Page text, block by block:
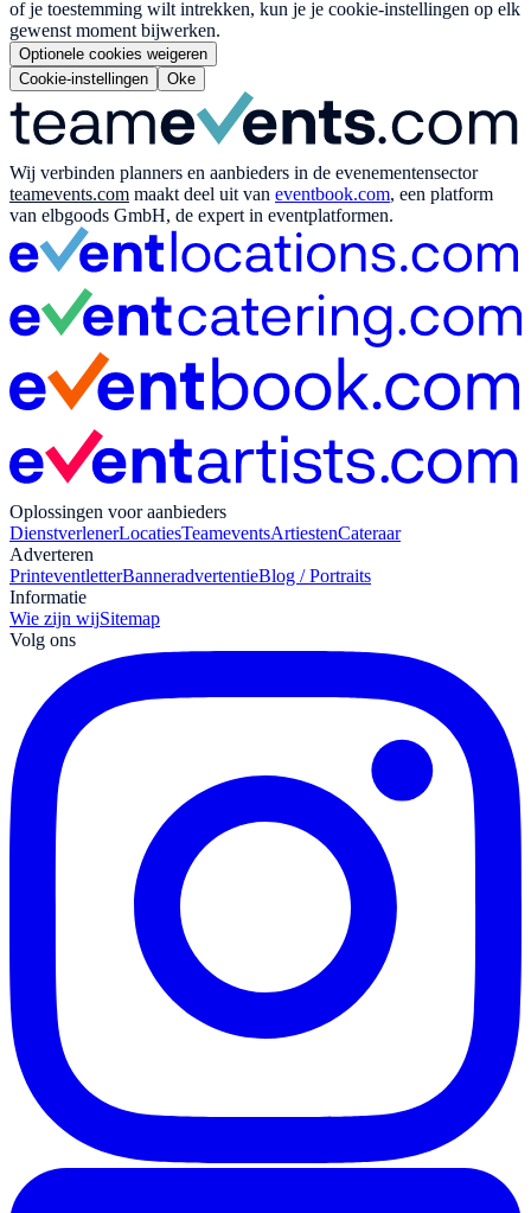
of je toestemming wilt intrekken, kun je je cookie-instellingen op elk
gewenst moment bijwerken.
Optionele cookies weigeren
Cookie-instellingen
Oke
Wij verbinden planners en aanbieders in de evenementensector
teamevents.com maakt deel uit van eventbook.com, een platform
van elbgoods GmbH, de expert in eventplatformen.
Oplossingen voor aanbieders
DienstverlenerLocatiesTeameventsArtiestenCateraar
Adverteren
PrinteventletterBanneradvertentieBlog / Portraits
Informatie
Wie zijn wijSitemap
Volg ons